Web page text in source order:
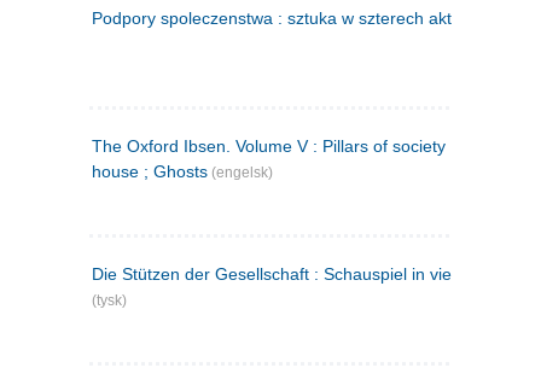
Podpory spoleczenstwa : sztuka w szterech aktach
The Oxford Ibsen. Volume V : Pillars of society ; A doll's
house ; Ghosts (engelsk)
Die Stützen der Gesellschaft : Schauspiel in vier Aufzügen
(tysk)